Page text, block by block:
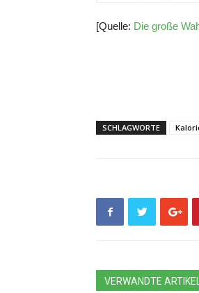
[Quelle: Die große
SCHLAGWORTE
VERWANDTE ARTIKEL